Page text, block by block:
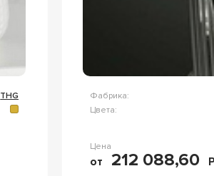
THG
Фабрика:
Цвета:
Цена
от 212 088,60 Р